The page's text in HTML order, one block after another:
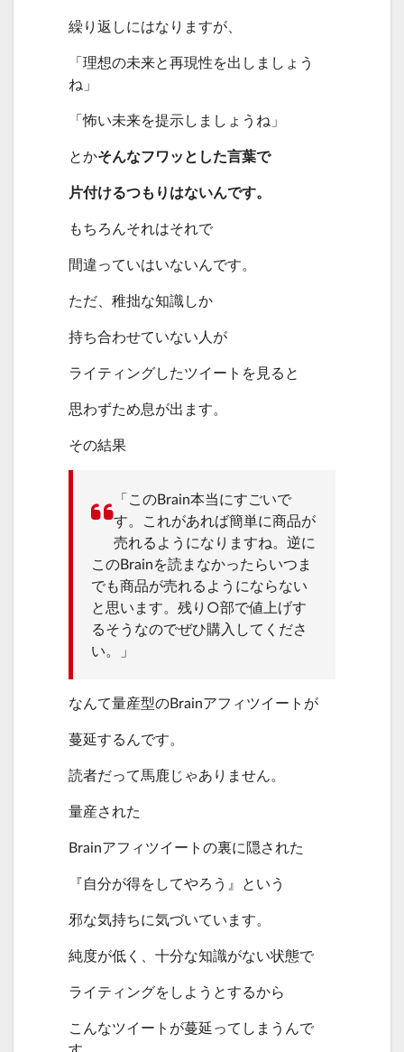
繰り返しにはなりますが、
「理想の未来と再現性を出しましょう
ね」
「怖い未来を提示しましょうね」
とかそんなフワッとした言葉で
片付けるつもりはないんです。
もちろんそれはそれで
間違っていはいないんです。
ただ、稚拙な知識しか
持ち合わせていない人が
ライティングしたツイートを見ると
思わずため息が出ます。
その結果
「このBrain本当にすごいで
す。これがあれば簡単に商品が
売れるようになりますね。逆に
このBrainを読まなかったらいつま
でも商品が売れるようにならない
と思います。残り○部で値上げす
るそうなのでぜひ購入してくださ
い。」
なんて量産型のBrainアフィツイートが
蔓延するんです。
読者だって馬鹿じゃありません。
量産された
Brainアフィツイートの裏に隠された
『自分が得をしてやろう』という
邪な気持ちに気づいています。
純度が低く、十分な知識がない状態で
ライティングをしようとするから
こんなツイートが蔓延ってしまうんで